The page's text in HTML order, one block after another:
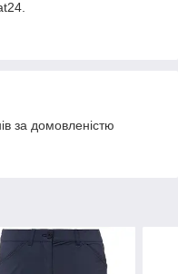
за домовленістю